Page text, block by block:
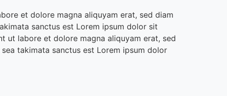
et dolore magna aliquyam erat, sed diam
sanctus est Lorem ipsum dolor sit
ut labore et dolore magna aliquyam erat, sed
takimata sanctus est Lorem ipsum dolor